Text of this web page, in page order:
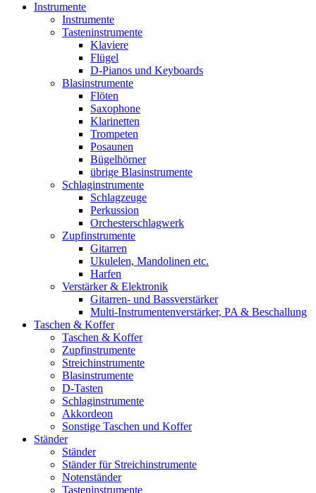
Instrumente
Instrumente
Tasteninstrumente
Klaviere
Flügel
D-Pianos und Keyboards
Blasinstrumente
Flöten
Saxophone
Klarinetten
Trompeten
Posaunen
Bügelhörner
übrige Blasinstrumente
Schlaginstrumente
Schlagzeuge
Perkussion
Orchesterschlagwerk
Zupfinstrumente
Gitarren
Ukulelen, Mandolinen etc.
Harfen
Verstärker & Elektronik
Gitarren- und Bassverstärker
Multi-Instrumentenverstärker, PA & Beschallung
Taschen & Koffer
Taschen & Koffer
Zupfinstrumente
Streichinstrumente
Blasinstrumente
D-Tasten
Schlaginstrumente
Akkordeon
Sonstige Taschen und Koffer
Ständer
Ständer
Ständer für Streichinstrumente
Notenständer
Tasteninstrumente